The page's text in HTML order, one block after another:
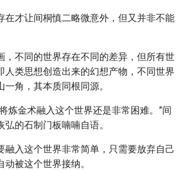
在才让间桐慎二略微意外，但又并非不能
，不同的世界存在不同的差异，但所有世
人类思想创造出来的幻想产物，不同世界
角，其本质同根同源。
炼金术融入这个世界还是非常困难。”间
的石制门板喃喃自语。
融入这个世界非常简单，只需要放弃自己
被这个世界接纳。